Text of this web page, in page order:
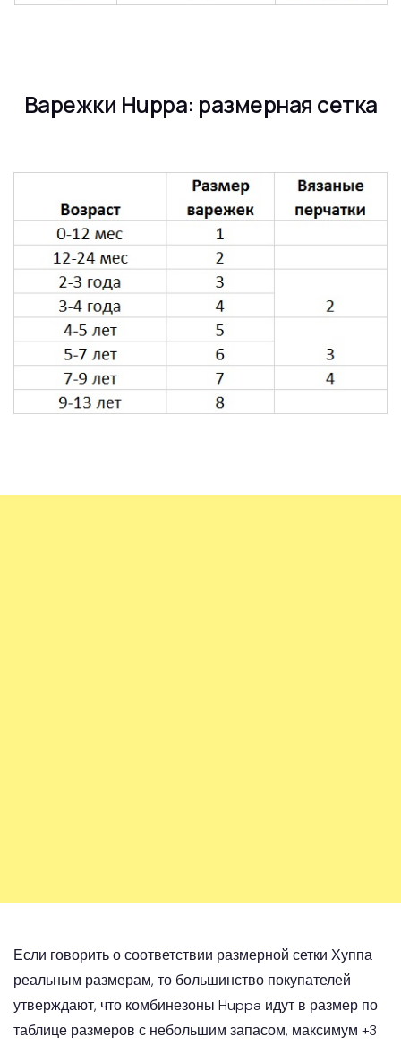
Варежки Huppa: размерная сетка
Если говорить о соответствии размерной сетки Хуппа
реальным размерам, то большинство покупателей
утверждают, что комбинезоны Huppa идут в размер по
таблице размеров с небольшим запасом, максимум +3